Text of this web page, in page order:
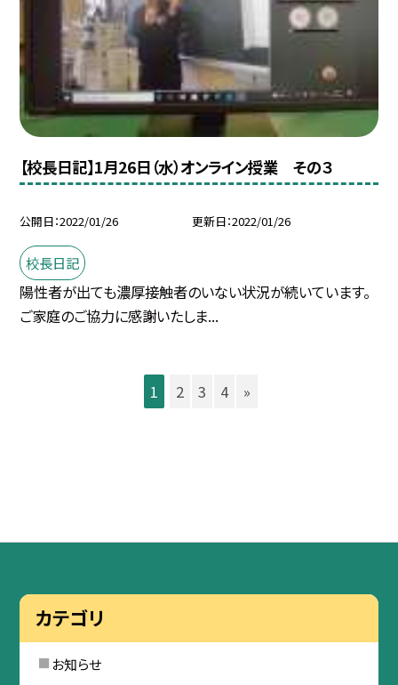
【校長日記】1月26日（水）オンライン授業 その３
公開日 2022/01/26 更新日 2022/01/26
校長日記
陽性者が出ても濃厚接触者のいない状況が続いています。
ご家庭のご協力に感謝いたしま...
1 2 3 4 »
カテゴリ
お知らせ